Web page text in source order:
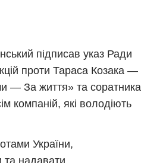
підписав указ Ради
проти Тараса Козака —
— За життя» та соратника
компаній, які володіють
України,